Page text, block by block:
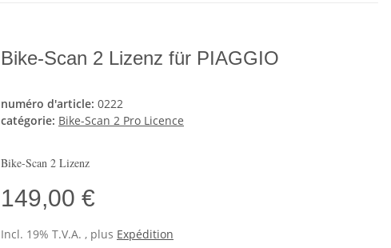
Bike-Scan 2 Lizenz für PIAGGIO
numéro d'article: 0222
catégorie: Bike-Scan 2 Pro Licence
Bike-Scan 2 Lizenz
149,00 €
Incl. 19% T.V.A. , plus Expédition